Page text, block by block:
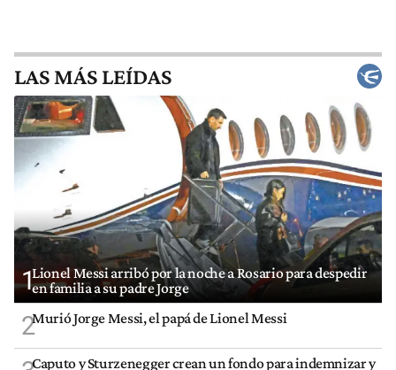
LAS MÁS LEÍDAS
1Lionel Messi arribó por la noche a Rosario para despedir
en familia a su padre Jorge
2Murió Jorge Messi, el papá de Lionel Messi
Caputo y Sturzenegger crean un fondo para indemnizar y